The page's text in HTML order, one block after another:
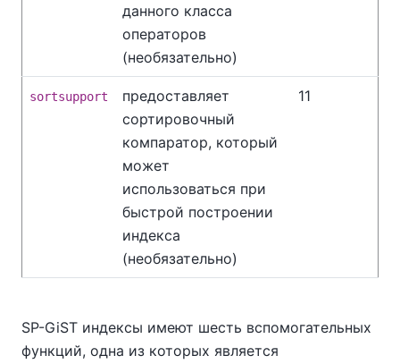
данного класса
операторов
(необязательно)
sortsupport
предоставляет
сортировочный
компаратор, который
может
использоваться при
быстрой построении
индекса
(необязательно)
11
SP-GiST индексы имеют шесть вспомогательных
функций, одна из которых является